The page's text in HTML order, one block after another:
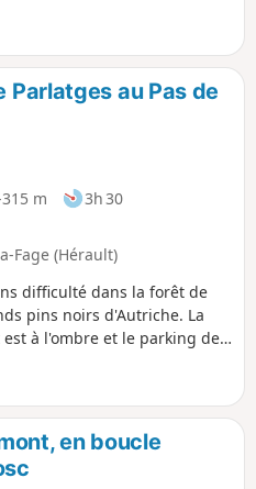
Parlatges au Pas de
m
3h 30
Fage (Hérault)
difficulté dans la forêt de
pins noirs d'Autriche. La
à l'ombre et le parking de
en boucle